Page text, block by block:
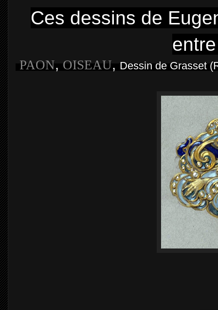
Ces dessins de
PAON, OISEAU, Dessin de Grasset